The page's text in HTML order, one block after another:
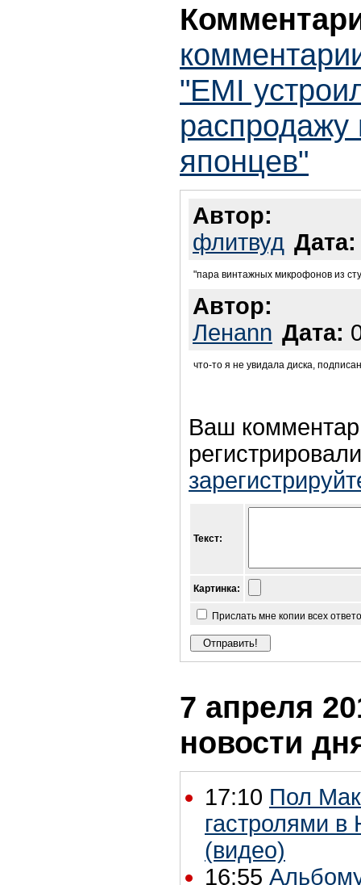
"EMI
распродажу
японцев"
Автор:
флитвуд Дата:
"пара винтажных микрофонов из
Автор:
Ленаnn Дата:
что-то я не увидала диска,
Ваш
Текст:
Картинка:
Прислать мне копии всех
7 апреля
новости
17:10 Пол
гастролями
(видео)
16:55